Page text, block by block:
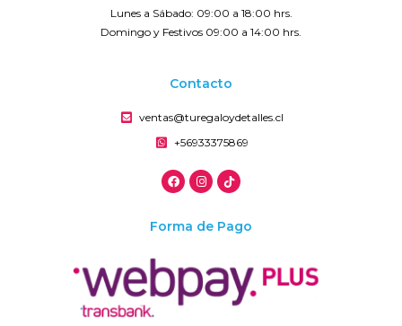
Lunes a Sábado: 09:00 a 18:00 hrs.
Domingo y Festivos 09:00 a 14:00 hrs.
Contacto
ventas@turegaloydetalles.cl
+56933375869
Forma de Pago